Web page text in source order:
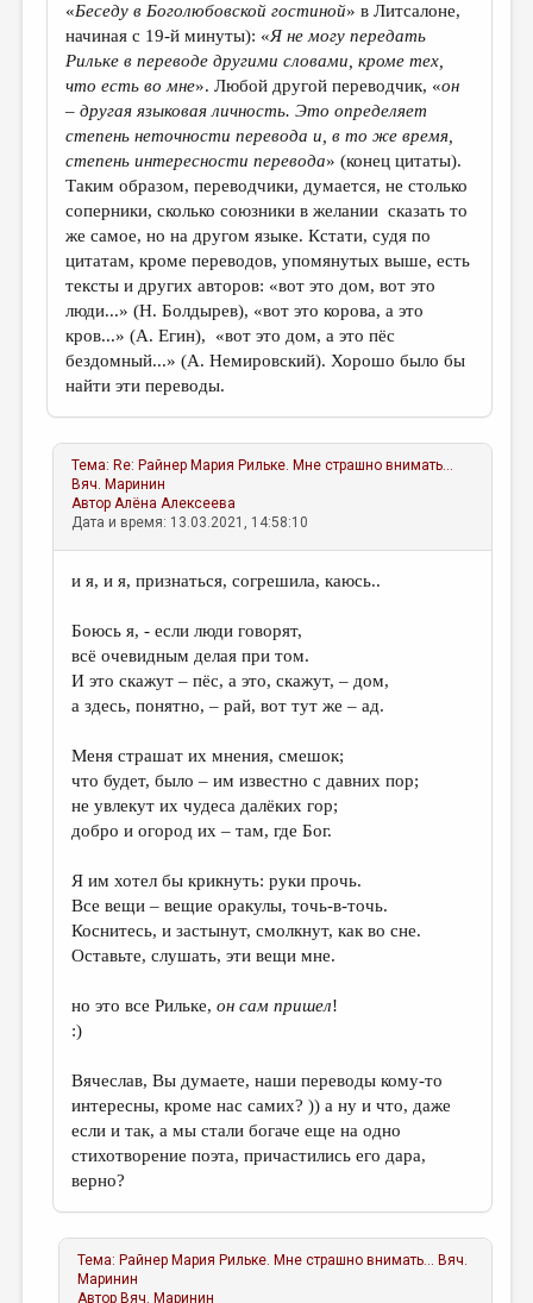
«Беседу в Боголюбовской гостиной» в Литсалоне,
начиная с 19-й минуты): «Я не могу передать
Рильке в переводе другими словами, кроме тех,
что есть во мне». Любой другой переводчик, «он
– другая языковая личность. Это определяет
степень неточности перевода и, в то же время,
степень интересности перевода» (конец цитаты).
Таким образом, переводчики, думается, не столько
соперники, сколько союзники в желании сказать то
же самое, но на другом языке. Кстати, судя по
цитатам, кроме переводов, упомянутых выше, есть
тексты и других авторов: «вот это дом, вот это
люди...» (Н. Болдырев), «вот это корова, а это
кров...» (А. Егин), «вот это дом, а это пёс
бездомный...» (А. Немировский). Хорошо было бы
найти эти переводы.
Тема: Re: Райнер Мария Рильке. Мне страшно внимать...
Вяч. Маринин
АвторАлёна Алексеева
Дата и время: 13.03.2021, 14:58:10
и я, и я, признаться, согрешила, каюсь..
Боюсь я, - если люди говорят,
всё очевидным делая при том.
И это скажут – пёс, а это, скажут, – дом,
а здесь, понятно, – рай, вот тут же – ад.
Меня страшат их мнения, смешок;
что будет, было – им известно с давних пор;
не увлекут их чудеса далёких гор;
добро и огород их – там, где Бог.
Я им хотел бы крикнуть: руки прочь.
Все вещи – вещие оракулы, точь-в-точь.
Коснитесь, и застынут, смолкнут, как во сне.
Оставьте, слушать, эти вещи мне.
но это все Рильке,он сам пришел!
:)
Вячеслав, Вы думаете, наши переводы кому-то
интересны, кроме нас самих? )) а ну и что, даже
если и так, а мы стали богаче еще на одно
стихотворение поэта, причастились его дара,
верно?
Тема: Райнер Мария Рильке. Мне страшно внимать... Вяч.
Маринин
Автор Вяч. Маринин